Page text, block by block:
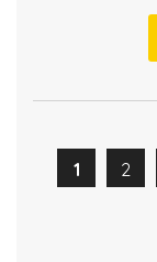
1 2